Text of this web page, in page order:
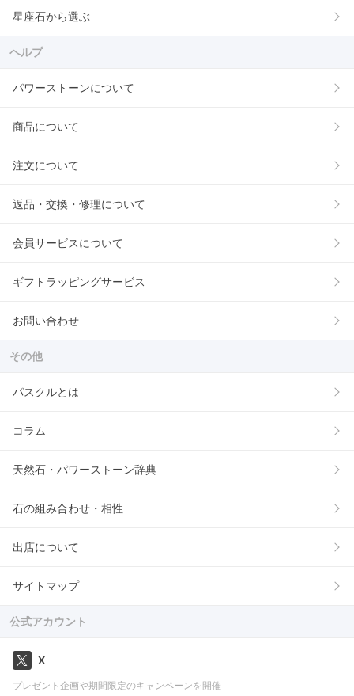
星座石から選ぶ
ヘルプ
パワーストーンについて
商品について
注文について
返品・交換・修理について
会員サービスについて
ギフトラッピングサービス
お問い合わせ
その他
パスクルとは
コラム
天然石・パワーストーン辞典
石の組み合わせ・相性
出店について
サイトマップ
公式アカウント
X
プレゼント企画や期間限定のキャンペーンを開催